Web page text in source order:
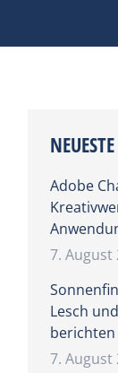
Adobe
7. August
Lesch
berichten
7. August